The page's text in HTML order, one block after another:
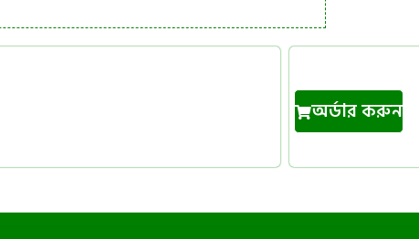
অর্ডার করুন